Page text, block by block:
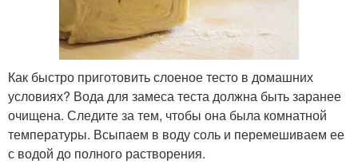
Как быстро приготовить слоеное тесто в домашних
условиях? Вода для замеса теста должна быть заранее
очищена. Следите за тем, чтобы она была комнатной
температуры. Всыпаем в воду соль и перемешиваем ее
с водой до полного растворения.